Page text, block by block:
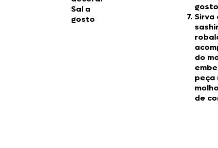
Sal a
gosto
Sirva
do
peça
de